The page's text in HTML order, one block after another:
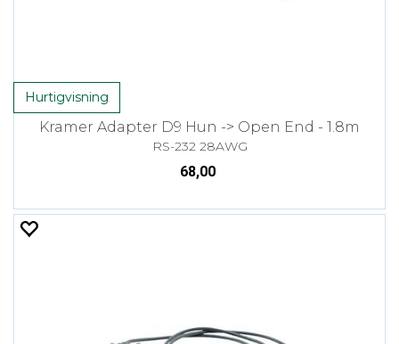
Hurtigvisning
Kramer Adapter D9 Hun -> Open End - 1.8m
RS-232 28AWG
68,00